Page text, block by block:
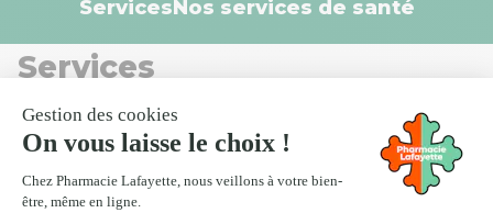
ServicesNos services de santé
Services
Nos services de santé